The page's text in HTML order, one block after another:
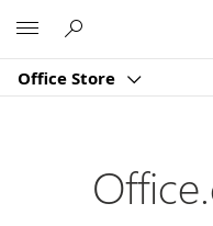
Office Store